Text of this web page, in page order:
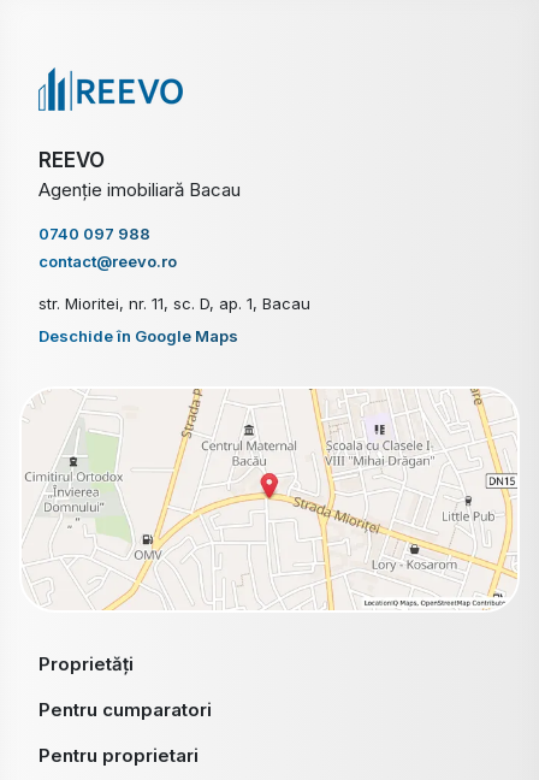
REEVO
Agenție imobiliară Bacau
0740 097 988
contact@reevo.ro
str. Mioritei, nr. 11, sc. D, ap. 1, Bacau
Deschide în Google Maps
Proprietăți
Pentru cumparatori
Pentru proprietari